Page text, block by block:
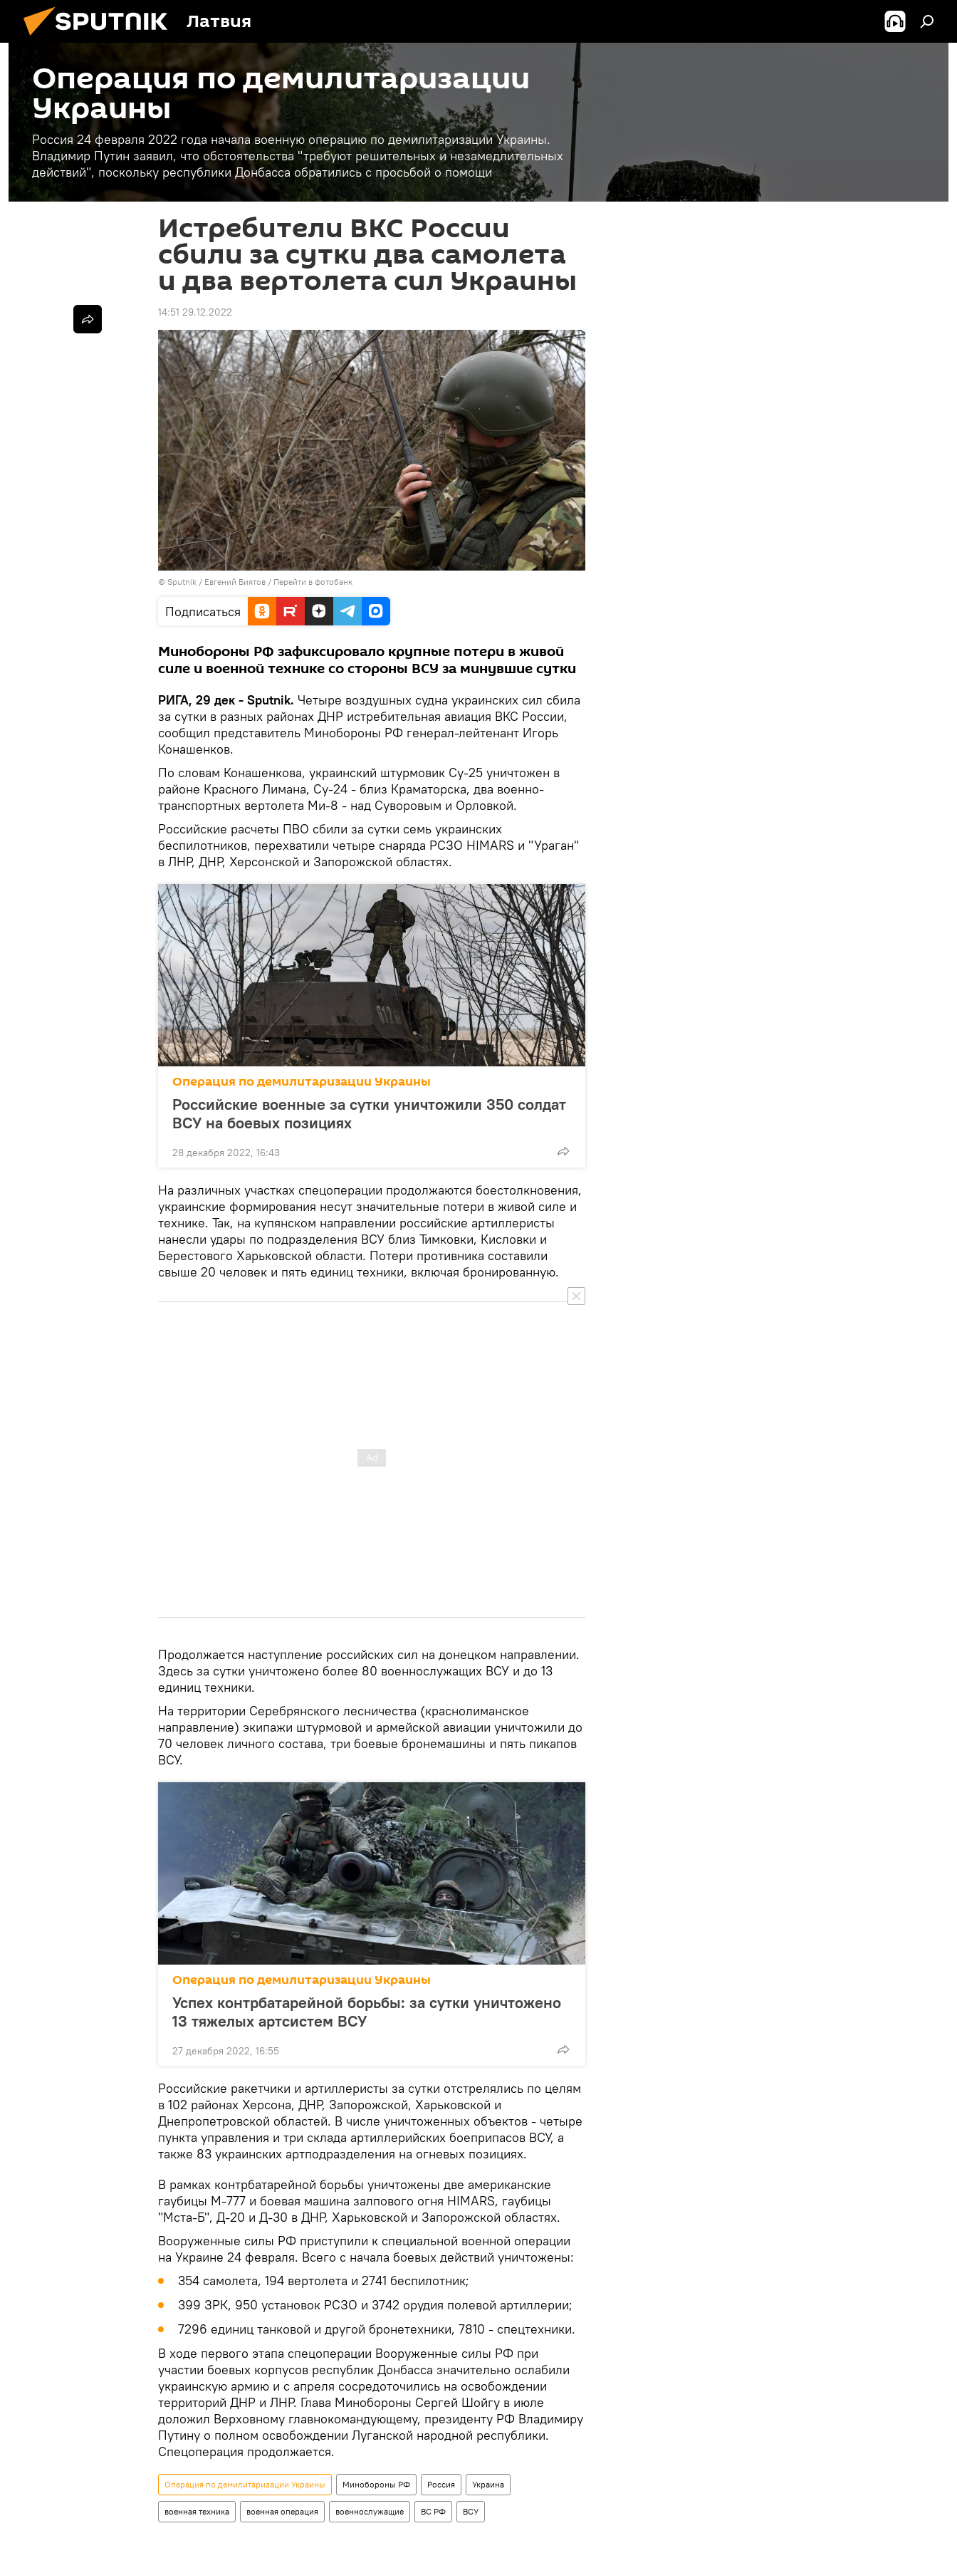
Латвия
Операция по демилитаризации
Украины
Россия 24 февраля 2022 года начала военную операцию по демилитаризации Украины.
Владимир Путин заявил, что обстоятельства "требуют решительных и незамедлительных
действий", поскольку республики Донбасса обратились с просьбой о помощи
Истребители ВКС России
сбили за сутки два самолета
и два вертолета сил Украины
14:51 29.12.2022
© Sputnik / Евгений Биятов / Перейти в фотобанк
Подписаться
Минобороны РФ зафиксировало крупные потери в живой
силе и военной технике со стороны ВСУ за минувшие сутки
РИГА, 29 дек - Sputnik. Четыре воздушных судна украинских сил сбила
за сутки в разных районах ДНР истребительная авиация ВКС России,
сообщил представитель Минобороны РФ генерал-лейтенант Игорь
Конашенков.
По словам Конашенкова, украинский штурмовик Су-25 уничтожен в
районе Красного Лимана, Су-24 - близ Краматорска, два военно-
транспортных вертолета Ми-8 - над Суворовым и Орловкой.
Российские расчеты ПВО сбили за сутки семь украинских
беспилотников, перехватили четыре снаряда РСЗО HIMARS и "Ураган"
в ЛНР, ДНР, Херсонской и Запорожской областях.
Операция по демилитаризации Украины
Российские военные за сутки уничтожили 350 солдат
ВСУ на боевых позициях
28 декабря 2022, 16:43
На различных участках спецоперации продолжаются боестолкновения,
украинские формирования несут значительные потери в живой силе и
технике. Так, на купянском направлении российские артиллеристы
нанесли удары по подразделения ВСУ близ Тимковки, Кисловки и
Берестового Харьковской области. Потери противника составили
свыше 20 человек и пять единиц техники, включая бронированную.
Продолжается наступление российских сил на донецком направлении.
Здесь за сутки уничтожено более 80 военнослужащих ВСУ и до 13
единиц техники.
На территории Серебрянского лесничества (краснолиманское
направление) экипажи штурмовой и армейской авиации уничтожили до
70 человек личного состава, три боевые бронемашины и пять пикапов
ВСУ.
Операция по демилитаризации Украины
Успех контрбатарейной борьбы: за сутки уничтожено
13 тяжелых артсистем ВСУ
27 декабря 2022, 16:55
Российские ракетчики и артиллеристы за сутки отстрелялись по целям
в 102 районах Херсона, ДНР, Запорожской, Харьковской и
Днепропетровской областей. В числе уничтоженных объектов - четыре
пункта управления и три склада артиллерийских боеприпасов ВСУ, а
также 83 украинских артподразделения на огневых позициях.
В рамках контрбатарейной борьбы уничтожены две американские
гаубицы М-777 и боевая машина залпового огня HIMARS, гаубицы
"Мста-Б", Д-20 и Д-30 в ДНР, Харьковской и Запорожской областях.
Вооруженные силы РФ приступили к специальной военной операции
на Украине 24 февраля. Всего с начала боевых действий уничтожены:
354 самолета, 194 вертолета и 2741 беспилотник;
399 ЗРК, 950 установок РСЗО и 3742 орудия полевой артиллерии;
7296 единиц танковой и другой бронетехники, 7810 - спецтехники.
В ходе первого этапа спецоперации Вооруженные силы РФ при
участии боевых корпусов республик Донбасса значительно ослабили
украинскую армию и с апреля сосредоточились на освобождении
территорий ДНР и ЛНР. Глава Минобороны Сергей Шойгу в июле
доложил Верховному главнокомандующему, президенту РФ Владимиру
Путину о полном освобождении Луганской народной республики.
Спецоперация продолжается.
Операция по демилитаризации Украины Минобороны РФ Россия Украина
военная техника военная операция военнослужащие ВС РФ ВСУ